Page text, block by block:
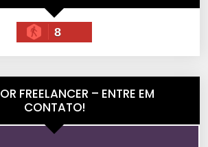
8
FREELANCER – ENTRE EM
CONTATO!